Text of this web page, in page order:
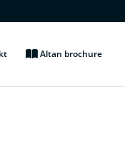
Altan brochure